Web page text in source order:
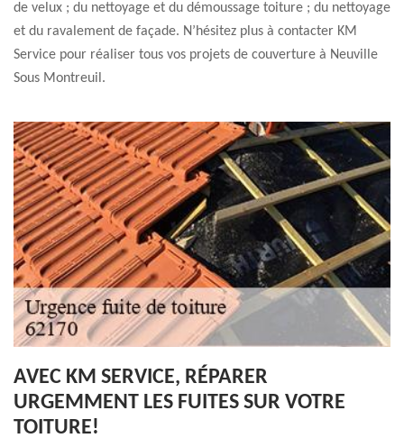
de velux ; du nettoyage et du démoussage toiture ; du nettoyage
et du ravalement de façade. N’hésitez plus à contacter KM
Service pour réaliser tous vos projets de couverture à Neuville
Sous Montreuil.
AVEC KM SERVICE, RÉPARER
URGEMMENT LES FUITES SUR VOTRE
TOITURE!